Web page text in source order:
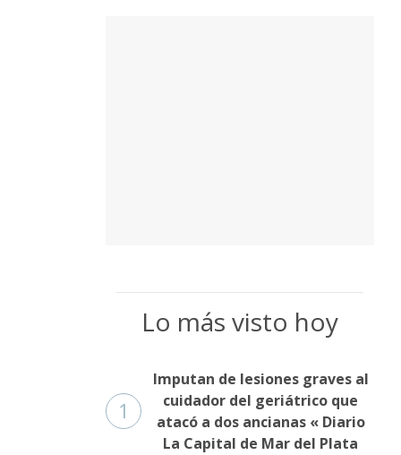
Lo más visto hoy
1
Imputan de lesiones graves al
cuidador del geriátrico que
atacó a dos ancianas « Diario
La Capital de Mar del Plata